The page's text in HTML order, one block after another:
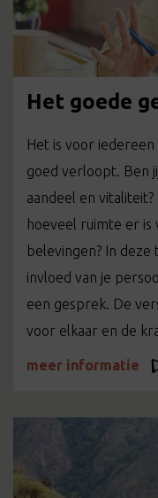
Het goede
Het is voor
goed verloopt. Ben
aandeel en
hoeveel ruimte er is
belevingen? In
invloed van je
een gesprek. De
voor elkaar en de
meer informatie